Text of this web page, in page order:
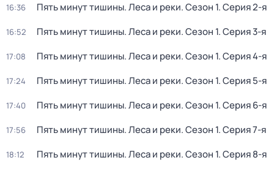
16:36 Пять минут тишины. Леса и реки. Сезон 1. Серия 2-я
16:52 Пять минут тишины. Леса и реки. Сезон 1. Серия 3-я
17:08 Пять минут тишины. Леса и реки. Сезон 1. Серия 4-я
17:24 Пять минут тишины. Леса и реки. Сезон 1. Серия 5-я
17:40 Пять минут тишины. Леса и реки. Сезон 1. Серия 6-я
17:56 Пять минут тишины. Леса и реки. Сезон 1. Серия 7-я
18:12 Пять минут тишины. Леса и реки. Сезон 1. Серия 8-я